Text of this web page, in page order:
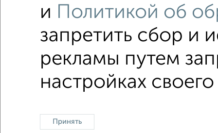
в
в
Двухкомнатные
Политика конфиденциальности
и Политикой об
запретить сбор и
рекламы путем
настройках
Принять